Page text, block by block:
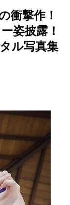
衝撃作！
姿披露！
ル写真集